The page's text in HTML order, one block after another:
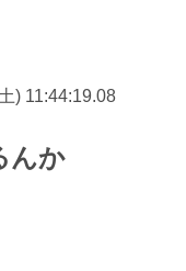
) 11:44:19.08
んか